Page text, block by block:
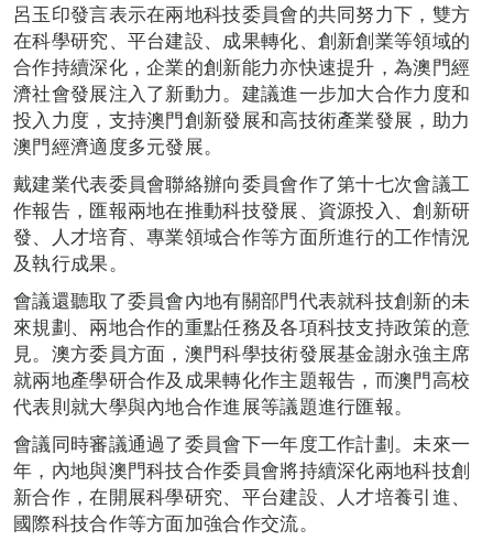
呂玉印發言表示在兩地科技委員會的共同努力下，雙方
在科學研究、平台建設、成果轉化、創新創業等領域的
合作持續深化，企業的創新能力亦快速提升，為澳門經
濟社會發展注入了新動力。建議進一步加大合作力度和
投入力度，支持澳門創新發展和高技術產業發展，助力
澳門經濟適度多元發展。
戴建業代表委員會聯絡辦向委員會作了第十七次會議工
作報告，匯報兩地在推動科技發展、資源投入、創新研
發、人才培育、專業領域合作等方面所進行的工作情況
及執行成果。
會議還聽取了委員會內地有關部門代表就科技創新的未
來規劃、兩地合作的重點任務及各項科技支持政策的意
見。澳方委員方面，澳門科學技術發展基金謝永強主席
就兩地產學研合作及成果轉化作主題報告，而澳門高校
代表則就大學與內地合作進展等議題進行匯報。
會議同時審議通過了委員會下一年度工作計劃。未來一
年，內地與澳門科技合作委員會將持續深化兩地科技創
新合作，在開展科學研究、平台建設、人才培養引進、
國際科技合作等方面加強合作交流。